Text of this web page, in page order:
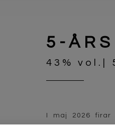
5-
43% vol.|
I maj 2026
varumärke –